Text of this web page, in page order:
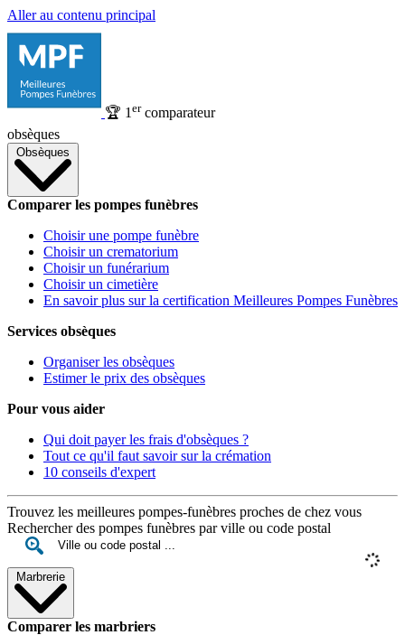
Aller au contenu principal
🏆 1 ercomparateur
obsèques
Obsèques
Comparer les pompes funèbres
Choisir une pompe funèbre
Choisir un crematorium
Choisir un funérarium
Choisir un cimetière
En savoir plus sur la certification Meilleures Pompes Funèbres
Services obsèques
Organiser les obsèques
Estimer le prix des obsèques
Pour vous aider
Qui doit payer les frais d'obsèques ?
Tout ce qu'il faut savoir sur la crémation
10 conseils d'expert
Trouvez les meilleures pompes-funèbres proches de chez vous
Rechercher des pompes funèbres par ville ou code postal
Marbrerie
Comparer les marbriers